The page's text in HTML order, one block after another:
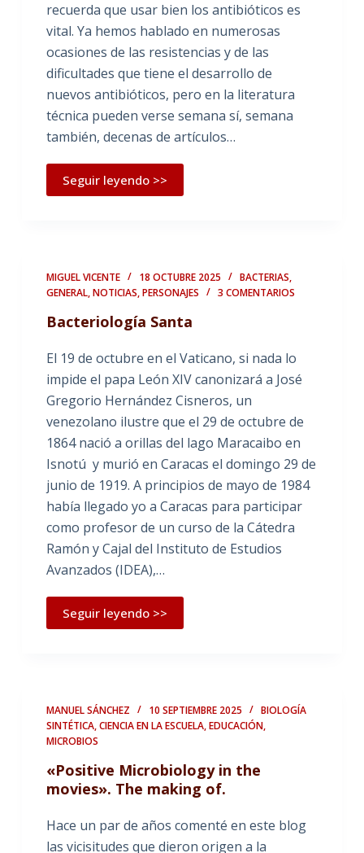
recuerda que usar bien los antibióticos es
vital. Ya hemos hablado en numerosas
ocasiones de las resistencias y de las
dificultades que tiene el desarrollo de
nuevos antibióticos, pero en la literatura
técnica pueden verse semana sí, semana
también, decenas de artículos…
Seguir leyendo >>
MIGUEL VICENTE 18 OCTUBRE 2025 BACTERIAS,
GENERAL,NOTICIAS,PERSONAJES 3 COMENTARIOS
Bacteriología Santa
El 19 de octubre en el Vaticano, si nada lo
impide el papa León XIV canonizará a José
Gregorio Hernández Cisneros, un
venezolano ilustre que el 29 de octubre de
1864 nació a orillas del lago Maracaibo en
Isnotú y murió en Caracas el domingo 29 de
junio de 1919. A principios de mayo de 1984
había llegado yo a Caracas para participar
como profesor de un curso de la Cátedra
Ramón y Cajal del Instituto de Estudios
Avanzados (IDEA),…
Seguir leyendo >>
MANUEL SÁNCHEZ 10 SEPTIEMBRE 2025
BIOLOGÍA
SINTÉTICA,CIENCIA EN LA ESCUELA,EDUCACIÓN,
MICROBIOS
«Positive Microbiology in the
movies». The making of.
Hace un par de años comenté en este blog
las vicisitudes que dieron origen a la